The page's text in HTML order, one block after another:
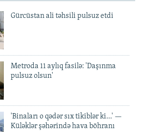
Gürcüstan ali təhsili pulsuz etdi
Metroda 11 aylıq fasilə: 'Daşınma
pulsuz olsun'
'Binaları o qədər sıx tikiblər ki...' —
Küləklər şəhərində hava böhranı